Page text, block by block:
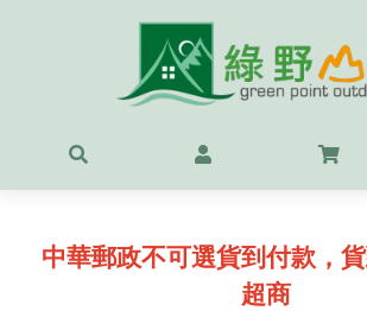
中華郵政不可選貨到付款，
超商